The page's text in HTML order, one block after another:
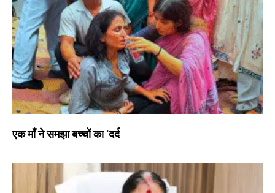
एक माँ ने समझा बच्चों का ‘दर्द